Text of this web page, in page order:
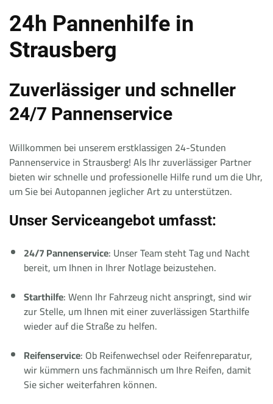
24h Pannenhilfe in
Strausberg
Zuverlässiger und schneller
24/7 Pannenservice
Willkommen bei unserem erstklassigen 24-Stunden
Pannenservice in Strausberg! Als Ihr zuverlässiger Partner
bieten wir schnelle und professionelle Hilfe rund um die Uhr,
um Sie bei Autopannen jeglicher Art zu unterstützen.
Unser Serviceangebot umfasst:
24/7 Pannenservice: Unser Team steht Tag und Nacht
bereit, um Ihnen in Ihrer Notlage beizustehen.
Starthilfe: Wenn Ihr Fahrzeug nicht anspringt, sind wir
zur Stelle, um Ihnen mit einer zuverlässigen Starthilfe
wieder auf die Straße zu helfen.
Reifenservice: Ob Reifenwechsel oder Reifenreparatur,
wir kümmern uns fachmännisch um Ihre Reifen, damit
Sie sicher weiterfahren können.